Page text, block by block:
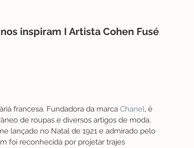
inspiram I Artista Cohen Fusé
francesa. Fundadora da marca Chanel, é
de roupas e diversos artigos de moda.
lançado no Natal de 1921 e admirado pelo
foi reconhecida por projetar trajes